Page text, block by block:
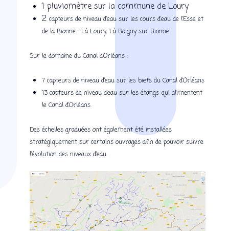
1 pluviomètre sur la commune de Loury
2 capteurs de niveau d’eau sur les cours d’eau de l’Esse et
de la Bionne : 1 à Loury, 1 à Boigny sur Bionne
Sur le domaine du Canal d’Orléans :
7 capteurs de niveau d’eau sur les biefs du Canal d’Orléans
13 capteurs de niveau d’eau sur les étangs qui alimentent
le Canal d’Orléans.
Des échelles graduées ont également été installées
stratégiquement sur certains ouvrages afin de pouvoir suivre
l’évolution des niveaux d’eau.